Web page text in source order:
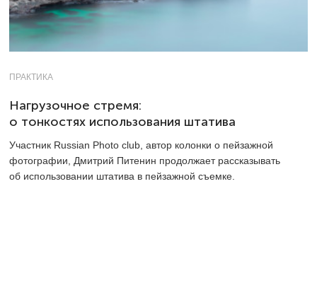
ПРАКТИКА
Нагрузочное стремя:
о тонкостях использования штатива
Участник Russian Photo club, автор колонки о пейзажной
фотографии, Дмитрий Питенин продолжает рассказывать
об использовании штатива в пейзажной съемке.